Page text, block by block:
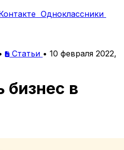
Одноклассники
Статьи • 10 февраля 2022,
бизнес в